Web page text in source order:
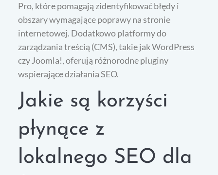
Pro, które pomagają zidentyfikować błędy i
obszary wymagające poprawy na stronie
internetowej. Dodatkowo platformy do
zarządzania treścią (CMS), takie jak WordPress
czy Joomla!, oferują różnorodne pluginy
wspierające działania SEO.
Jakie są korzyści
płynące z
lokalnego SEO dla